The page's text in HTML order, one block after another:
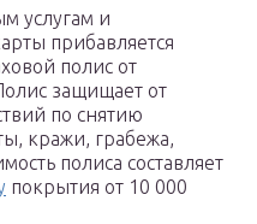
услугам и
прибавляется
полис от
защищает от
по снятию
кражи, грабежа,
полиса составляет
покрытия от 10 000